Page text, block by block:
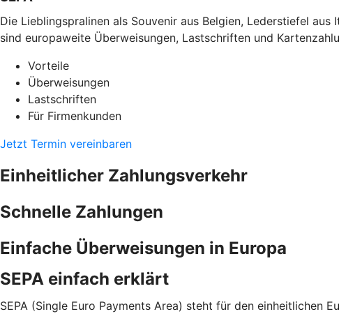
Die Lieblingspralinen als Souvenir aus Belgien, Lederstiefel
sind europaweite Überweisungen, Lastschriften und
Vorteile
Überweisungen
Lastschriften
Für Firmenkunden
Jetzt Termin vereinbaren
Einheitlicher Zahlungsverkehr
Schnelle Zahlungen
Einfache Überweisungen in Europa
SEPA einfach erklärt
SEPA (Single Euro Payments Area) steht für den einheitlichen